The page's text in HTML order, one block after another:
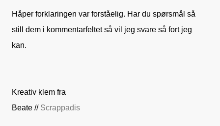
Håper forklaringen var forståelig. Har du spørsmål så
still dem i kommentarfeltet så vil jeg svare så fort jeg
kan.
Kreativ klem fra
Beate // Scrappadis